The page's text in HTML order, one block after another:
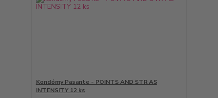
Kondómy Pasante - POINTS AND STR AS
INTENSITY 12 ks